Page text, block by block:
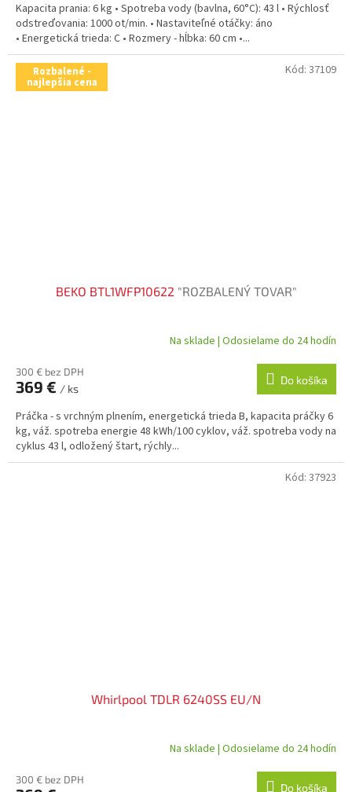
Kapacita prania: 6 kg • Spotreba vody (bavlna, 60°C): 43 l • Rýchlosť
odstreďovania: 1000 ot/min. • Nastaviteľné otáčky: áno
• Energetická trieda: C • Rozmery - hĺbka: 60 cm •...
Rozbalené -
najlepšia cena
BEKO BTL1WFP10622 "ROZBALENÝ TOVAR"
Na sklade | Odosielame do 24 hodín
300 € bez DPH
369 € / ks
Do košíka
Práčka - s vrchným plnením, energetická trieda B, kapacita práčky 6
kg, váž. spotreba energie 48 kWh/100 cyklov, váž. spotreba vody na
cyklus 43 l, odložený štart, rýchly...
Kód: 37109
Whirlpool TDLR 6240SS EU/N
Na sklade | Odosielame do 24 hodín
300 € bez DPH
Do košíka
Kód: 37923